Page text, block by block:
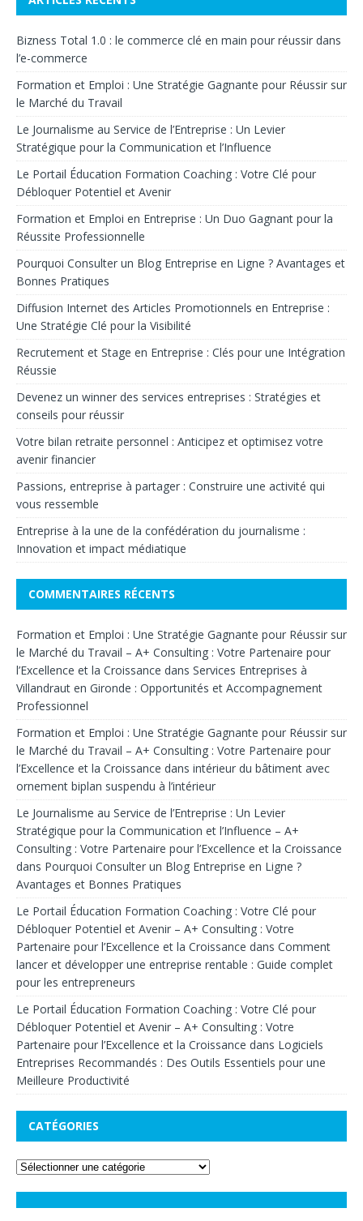
Bizness Total 1.0 : le commerce clé en main pour réussir dans
l’e-commerce
Formation et Emploi : Une Stratégie Gagnante pour Réussir sur
le Marché du Travail
Le Journalisme au Service de l’Entreprise : Un Levier
Stratégique pour la Communication et l’Influence
Le Portail Éducation Formation Coaching : Votre Clé pour
Débloquer Potentiel et Avenir
Formation et Emploi en Entreprise : Un Duo Gagnant pour la
Réussite Professionnelle
Pourquoi Consulter un Blog Entreprise en Ligne ? Avantages et
Bonnes Pratiques
Diffusion Internet des Articles Promotionnels en Entreprise :
Une Stratégie Clé pour la Visibilité
Recrutement et Stage en Entreprise : Clés pour une Intégration
Réussie
Devenez un winner des services entreprises : Stratégies et
conseils pour réussir
Votre bilan retraite personnel : Anticipez et optimisez votre
avenir financier
Passions, entreprise à partager : Construire une activité qui
vous ressemble
Entreprise à la une de la confédération du journalisme :
Innovation et impact médiatique
COMMENTAIRES RÉCENTS
Formation et Emploi : Une Stratégie Gagnante pour Réussir sur
le Marché du Travail – A+ Consulting : Votre Partenaire pour
l’Excellence et la Croissance dans Services Entreprises à
Villandraut en Gironde : Opportunités et Accompagnement
Professionnel
Formation et Emploi : Une Stratégie Gagnante pour Réussir sur
le Marché du Travail – A+ Consulting : Votre Partenaire pour
l’Excellence et la Croissance dans intérieur du bâtiment avec
ornement biplan suspendu à l’intérieur
Le Journalisme au Service de l’Entreprise : Un Levier
Stratégique pour la Communication et l’Influence – A+
Consulting : Votre Partenaire pour l’Excellence et la Croissance
dans Pourquoi Consulter un Blog Entreprise en Ligne ?
Avantages et Bonnes Pratiques
Le Portail Éducation Formation Coaching : Votre Clé pour
Débloquer Potentiel et Avenir – A+ Consulting : Votre
Partenaire pour l’Excellence et la Croissance dans Comment
lancer et développer une entreprise rentable : Guide complet
pour les entrepreneurs
Le Portail Éducation Formation Coaching : Votre Clé pour
Débloquer Potentiel et Avenir – A+ Consulting : Votre
Partenaire pour l’Excellence et la Croissance dans Logiciels
Entreprises Recommandés : Des Outils Essentiels pour une
Meilleure Productivité
CATÉGORIES